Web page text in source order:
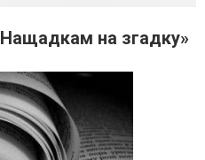
на згадку»